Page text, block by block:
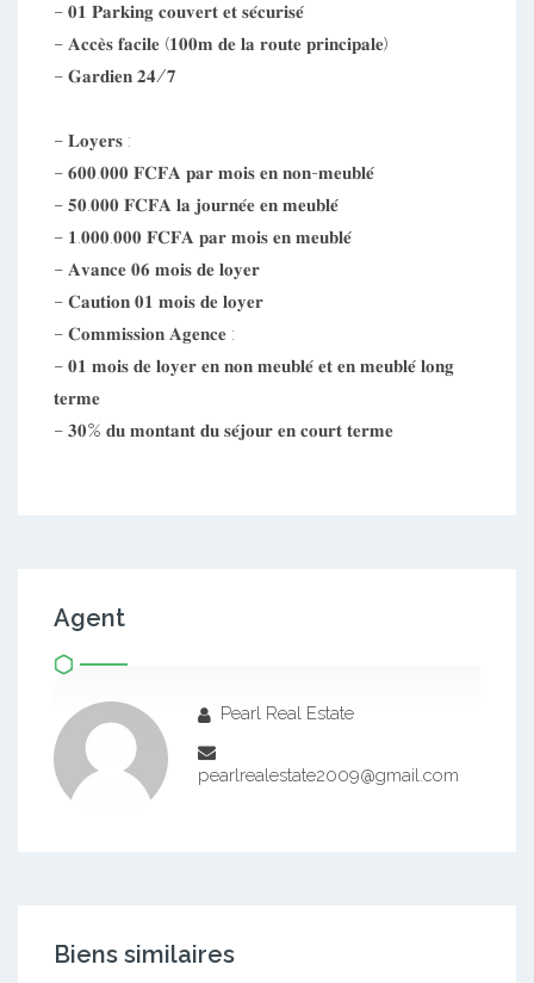
– 𝟎𝟏 𝐏𝐚𝐫𝐤𝐢𝐧𝐠 𝐜𝐨𝐮𝐯𝐞𝐫𝐭 𝐞𝐭 𝐬𝐞́𝐜𝐮𝐫𝐢𝐬𝐞́
– 𝐀𝐜𝐜𝐞̀𝐬 𝐟𝐚𝐜𝐢𝐥𝐞 (𝟏𝟎𝟎𝐦 𝐝𝐞 𝐥𝐚 𝐫𝐨𝐮𝐭𝐞 𝐩𝐫𝐢𝐧𝐜𝐢𝐩𝐚𝐥𝐞)
– 𝐆𝐚𝐫𝐝𝐢𝐞𝐧 𝟐𝟒/𝟕
– 𝐋𝐨𝐲𝐞𝐫𝐬 :
– 𝟔𝟎𝟎.𝟎𝟎𝟎 𝐅𝐂𝐅𝐀 𝐩𝐚𝐫 𝐦𝐨𝐢𝐬 𝐞𝐧 𝐧𝐨𝐧-𝐦𝐞𝐮𝐛𝐥𝐞́
– 𝟓𝟎.𝟎𝟎𝟎 𝐅𝐂𝐅𝐀 𝐥𝐚 𝐣𝐨𝐮𝐫𝐧𝐞́𝐞 𝐞𝐧 𝐦𝐞𝐮𝐛𝐥𝐞́
– 𝟏.𝟎𝟎𝟎.𝟎𝟎𝟎 𝐅𝐂𝐅𝐀 𝐩𝐚𝐫 𝐦𝐨𝐢𝐬 𝐞𝐧 𝐦𝐞𝐮𝐛𝐥𝐞́
– 𝐀𝐯𝐚𝐧𝐜𝐞 𝟎𝟔 𝐦𝐨𝐢𝐬 𝐝𝐞 𝐥𝐨𝐲𝐞𝐫
– 𝐂𝐚𝐮𝐭𝐢𝐨𝐧 𝟎𝟏 𝐦𝐨𝐢𝐬 𝐝𝐞 𝐥𝐨𝐲𝐞𝐫
– 𝐂𝐨𝐦𝐦𝐢𝐬𝐬𝐢𝐨𝐧 𝐀𝐠𝐞𝐧𝐜𝐞 :
– 𝟎𝟏 𝐦𝐨𝐢𝐬 𝐝𝐞 𝐥𝐨𝐲𝐞𝐫 𝐞𝐧 𝐧𝐨𝐧 𝐦𝐞𝐮𝐛𝐥𝐞́ 𝐞𝐭 𝐞𝐧 𝐦𝐞𝐮𝐛𝐥𝐞́ 𝐥𝐨𝐧𝐠
𝐭𝐞𝐫𝐦𝐞
– 𝟑𝟎% 𝐝𝐮 𝐦𝐨𝐧𝐭𝐚𝐧𝐭 𝐝𝐮 𝐬𝐞́𝐣𝐨𝐮𝐫 𝐞𝐧 𝐜𝐨𝐮𝐫𝐭 𝐭𝐞𝐫𝐦𝐞
Agent
Pearl Real Estate
pearlrealestate2009@gmail.com
Biens similaires